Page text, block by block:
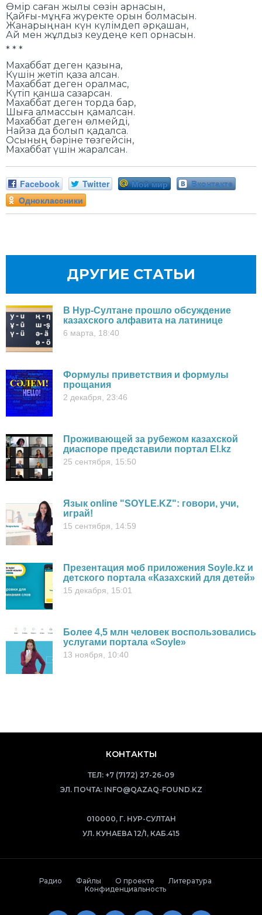
Өмір саған жылы сөзін арнасын,
Қайғы-мұңға жүректе орын болмасын.
Жанарыңнан күн күлімдеп әрқашан,
Ай мен жұлдыз кеудеңе кеп орнасын.
* * *
Махаббат деген қазына,
Күшін жетіп қаза алсан.
Махаббат деген оралмас,
Күтіп қанша сазарсан.
Махаббат деген торда бар,
Шыға алмассын қамалсан.
Махаббат деген өлмейді,
Найза да болып қадалса.
Осының бәріне төзгейсін,
Махаббат үшін жаралсан.
Facebook Twitter Мой мир
Вконтакте
Одноклассники
ДРУГИЕ СТАТЬИ
В Нур-Султане прошло обсуждение
казахского алфавита на латинице
6 марта, 18:40
Формулы приветствия и формулы
прощания
2 декабря, 23:46
Проживающей за рубежом казахской
диаспоре представили портал El.kz
25 сентября, 15:50
Язык online "SOYLE.KZ": говори, учи,
играй!
15 сентября, 14:59
Презентация моб приложения Soyle.kz и
детского портала «Казахский для детей»
15 декабря, 15:01
Более 4,5 млн человек воспользовались
услугами портала «Soyle»
13 ноября, 10:40
КОНТАКТЫ
ТЕЛ: +7 (7172) 27-26-09
ЭЛ. ПОЧТА: INFO@QAZAQ-FOUND.KZ
010000, Г. НУР-СУЛТАН
УЛ. КУНАЕВА 12/1, КАБ.415
Радио Файлы О проекте
Литература
Конфиденциальность